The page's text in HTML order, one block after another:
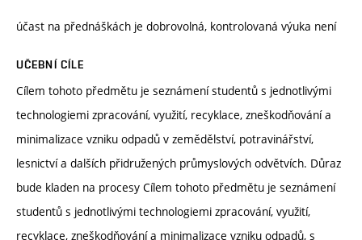
účast na přednáškách je dobrovolná, kontrolovaná výuka není
UČEBNÍ CÍLE
Cílem tohoto předmětu je seznámení studentů s jednotlivými
technologiemi zpracování, využití, recyklace, zneškodňování a
minimalizace vzniku odpadů v zemědělství, potravinářství,
lesnictví a dalších přidružených průmyslových odvětvích. Důraz
bude kladen na procesy Cílem tohoto předmětu je seznámení
studentů s jednotlivými technologiemi zpracování, využití,
recyklace, zneškodňování a minimalizace vzniku odpadů, s